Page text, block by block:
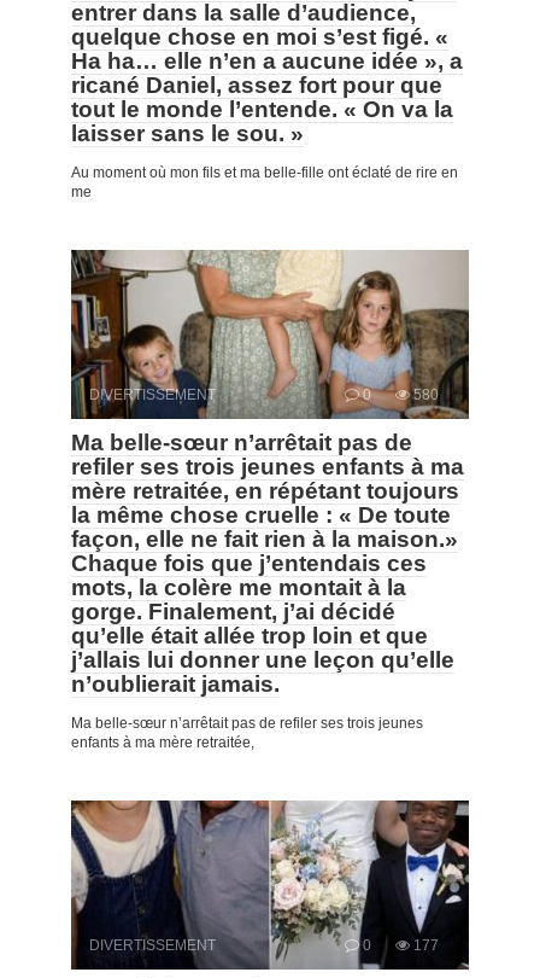
entrer dans la salle d’audience,
quelque chose en moi s’est figé. «
Ha ha… elle n’en a aucune idée », a
ricané Daniel, assez fort pour que
tout le monde l’entende. « On va la
laisser sans le sou. »
Au moment où mon fils et ma belle-fille ont éclaté de rire en
me
DIVERTISSEMENT 0 580
Ma belle-sœur n’arrêtait pas de
refiler ses trois jeunes enfants à ma
mère retraitée, en répétant toujours
la même chose cruelle : « De toute
façon, elle ne fait rien à la maison.»
Chaque fois que j’entendais ces
mots, la colère me montait à la
gorge. Finalement, j’ai décidé
qu’elle était allée trop loin et que
j’allais lui donner une leçon qu’elle
n’oublierait jamais.
Ma belle-sœur n’arrêtait pas de refiler ses trois jeunes
enfants à ma mère retraitée,
DIVERTISSEMENT 0 177